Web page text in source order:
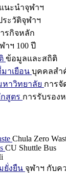
แนะนำจุฬาฯ
ระวัติจุฬาฯ
รกิจหลัก
าฯ 100 ปี
ข้อมูลและสถิติ
าเยือน บุคคลสำ
าวิทยาลัย การ
สูตร การรับรอง
Chula Zero
CU Shuttle Bus
ยั่งยืน จุฬาฯ กับค